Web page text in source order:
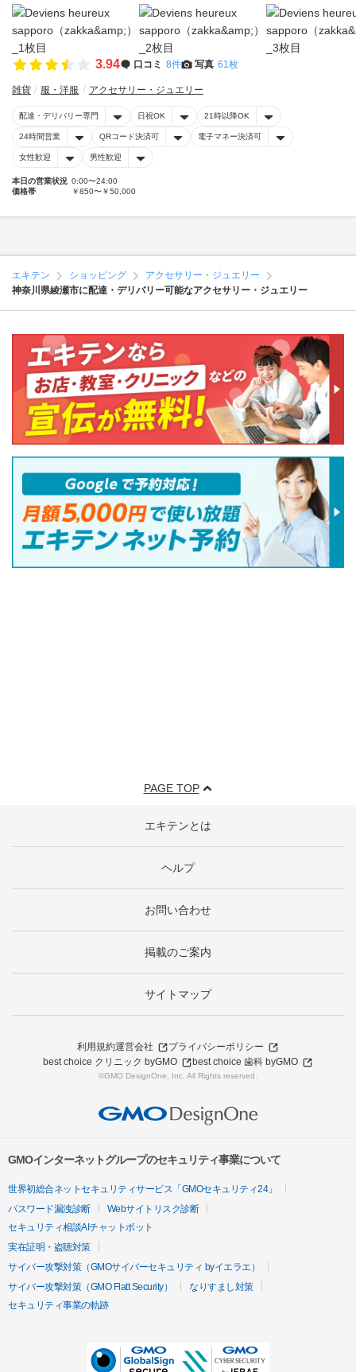
3.94 口コミ 8件 写真 61枚
雑貨 服・洋服 アクセサリー・ジュエリー
配達・デリバリー専門 日祝OK 21時以降OK
24時間営業 QRコード決済可 電子マネー決済可
女性歓迎 男性歓迎
本日の営業状況 0:00〜24:00
価格帯
￥850〜￥50,000
エキテン ショッピング
アクセサリー・ジュエリー
神奈川県綾瀬市に配達・デリバリー可能なアクセサリー・ジュエリー
PAGE TOP
エキテンとは
ヘルプ
お問い合わせ
掲載のご案内
サイトマップ
利用規約運営会社
プライバシーポリシー
best choice クリニック byGMO
best choice 歯科 byGMO
©GMO DesignOne, Inc. All Rights reserved.
GMOインターネットグループのセキュリティ事業について
世界初総合ネットセキュリティサービス「GMOセキュリティ24」
パスワード漏洩診断
Webサイトリスク診断
セキュリティ相談AIチャットボット
実在証明・盗聴対策
サイバー攻撃対策（GMOサイバーセキュリティ byイエラエ）
サイバー攻撃対策（GMO Flatt Security）
なりすまし対策
セキュリティ事業の軌跡